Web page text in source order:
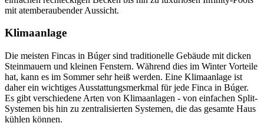
mit atemberaubender Aussicht.
Klimaanlage
Die meisten Fincas in Búger sind traditionelle Gebäude mit dicken
Steinmauern und kleinen Fenstern. Während dies im Winter Vorteile
hat, kann es im Sommer sehr heiß werden. Eine Klimaanlage ist
daher ein wichtiges Ausstattungsmerkmal für jede Finca in Búger.
Es gibt verschiedene Arten von Klimaanlagen - von einfachen Split-
Systemen bis hin zu zentralisierten Systemen, die das gesamte Haus
kühlen können.